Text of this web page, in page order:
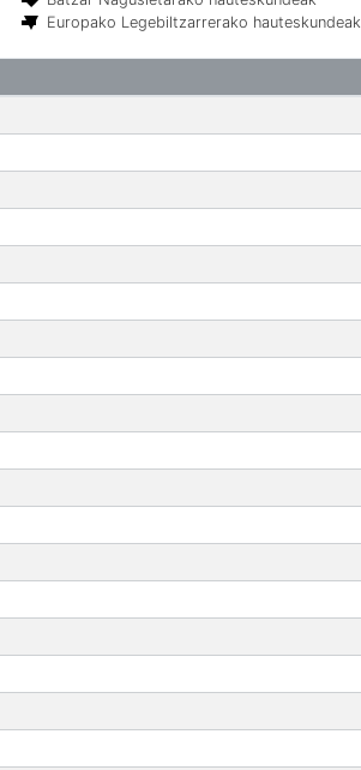
Europako Legebiltzarrerako hauteskundeak